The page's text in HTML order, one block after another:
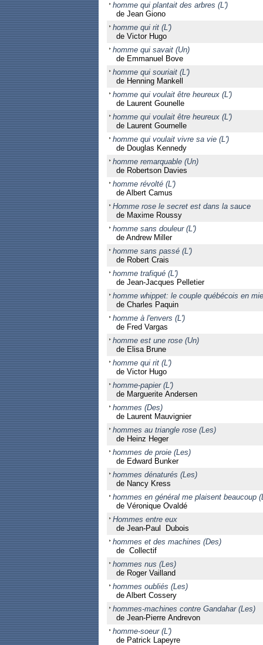
homme qui plantait des arbres (L')
de Jean Giono
homme qui rit (L')
de Victor Hugo
homme qui savait (Un)
de Emmanuel Bove
homme qui souriait (L')
de Henning Mankell
homme qui voulait être heureux (L')
de Laurent Gounelle
homme qui voulait être heureux (L')
de Laurent Gournelle
homme qui voulait vivre sa vie (L')
de Douglas Kennedy
homme remarquable (Un)
de Robertson Davies
homme révolté (L')
de Albert Camus
Homme rose le secret est dans la sauce
de Maxime Roussy
homme sans douleur (L')
de Andrew Miller
homme sans passé (L')
de Robert Crais
homme trafiqué (L')
de Jean-Jacques Pelletier
homme whippet: le couple québécois en
de Charles Paquin
homme à l'envers (L')
de Fred Vargas
homme est une rose (Un)
de Elisa Brune
homme qui rit (L')
de Victor Hugo
homme-papier (L')
de Marguerite Andersen
hommes (Des)
de Laurent Mauvignier
hommes au triangle rose (Les)
de Heinz Heger
hommes de proie (Les)
de Edward Bunker
hommes dénaturés (Les)
de Nancy Kress
hommes en général me plaisent beaucoup
de Véronique Ovaldé
Hommes entre eux
de Jean-Paul Dubois
hommes et des machines (Des)
de Collectif
hommes nus (Les)
de Roger Vailland
hommes oubliés (Les)
de Albert Cossery
hommes-machines contre Gandahar (Les)
de Jean-Pierre Andrevon
homme-soeur (L')
de Patrick Lapeyre